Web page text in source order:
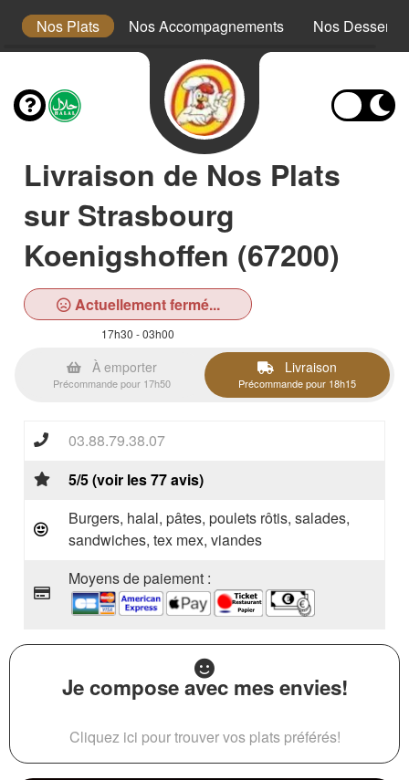
Nos Plats Nos Accompagnements Nos Desserts
Livraison de Nos Plats
sur Strasbourg
Koenigshoffen (67200)
Actuellement fermé...
17h30 - 03h00
À emporter
Précommande pour 17h50
Livraison
Précommande pour 18h15
03.88.79.38.07
5/5 (voir les 77 avis)
Burgers, halal, pâtes, poulets rôtis, salades,
sandwiches, tex mex, viandes
Moyens de paiement :
Je compose avec mes envies!
Cliquez ici pour trouver vos plats préférés!